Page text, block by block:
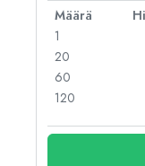
Määrä
1
20
60
120